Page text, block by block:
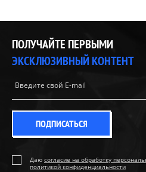
ПОЛУЧАЙТЕ ПЕРВЫМИ
ЭКСКЛЮЗИВНЫЙ КОНТЕНТ
ПОДПИСАТЬСЯ
Даю согласие на обработку
политикой конфиденциальности